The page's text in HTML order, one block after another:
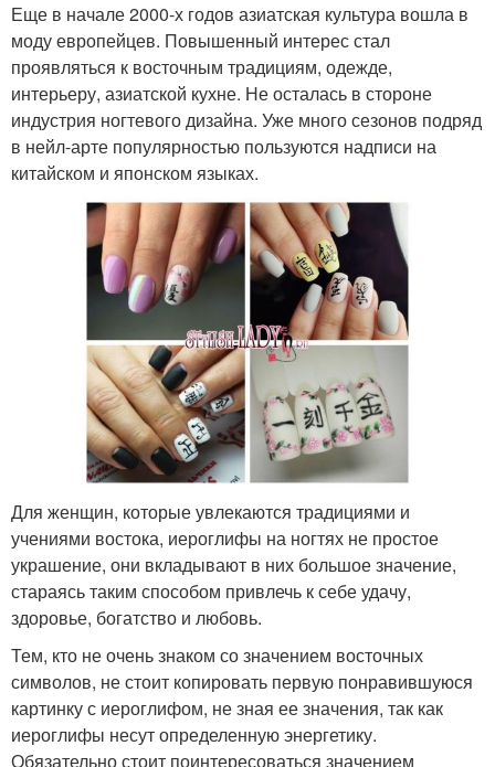
Еще в начале 2000-х годов азиатская культура вошла в
моду европейцев. Повышенный интерес стал
проявляться к восточным традициям, одежде,
интерьеру, азиатской кухне. Не осталась в стороне
индустрия ногтевого дизайна. Уже много сезонов подряд
в нейл-арте популярностью пользуются надписи на
китайском и японском языках.
Для женщин, которые увлекаются традициями и
учениями востока, иероглифы на ногтях не простое
украшение, они вкладывают в них большое значение,
стараясь таким способом привлечь к себе удачу,
здоровье, богатство и любовь.
Тем, кто не очень знаком со значением восточных
символов, не стоит копировать первую понравившуюся
картинку с иероглифом, не зная ее значения, так как
иероглифы несут определенную энергетику.
Обязательно стоит поинтересоваться значением